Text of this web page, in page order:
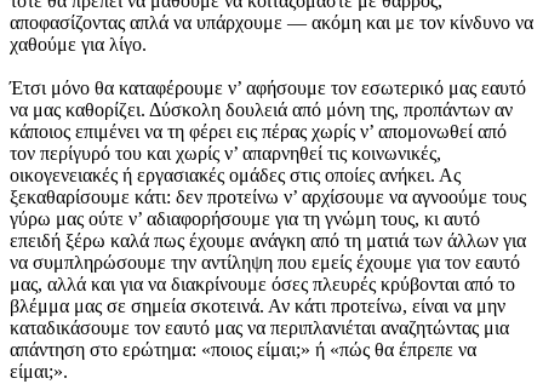
αποφασίζοντας απλά να υπάρχουμε — ακόμη και με τον κίνδυνο να
χαθούμε για λίγο.
Έτσι μόνο θα καταφέρουμε ν’ αφήσουμε τον εσωτερικό μας εαυτό
να μας καθορίζει. Δύσκολη δουλειά από μόνη της, προπάντων αν
κάποιος επιμένει να τη φέρει εις πέρας χωρίς ν’ απομονωθεί από
τον περίγυρό του και χωρίς ν’ απαρνηθεί τις κοινωνικές,
οικογενειακές ή εργασιακές ομάδες στις οποίες ανήκει. Ας
ξεκαθαρίσουμε κάτι: δεν προτείνω ν’ αρχίσουμε να αγνοούμε τους
γύρω μας ούτε ν’ αδιαφορήσουμε για τη γνώμη τους, κι αυτό
επειδή ξέρω καλά πως έχουμε ανάγκη από τη ματιά των άλλων για
να συμπληρώσουμε την αντίληψη που εμείς έχουμε για τον εαυτό
μας, αλλά και για να διακρίνουμε όσες πλευρές κρύβονται από το
βλέμμα μας σε σημεία σκοτεινά. Αν κάτι προτείνω, είναι να μην
καταδικάσουμε τον εαυτό μας να περιπλανιέται αναζητώντας μια
απάντηση στο ερώτημα: «ποιος είμαι;» ή «πώς θα έπρεπε να
είμαι;».